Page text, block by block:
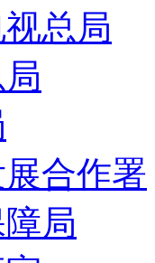
总局
合作署
局